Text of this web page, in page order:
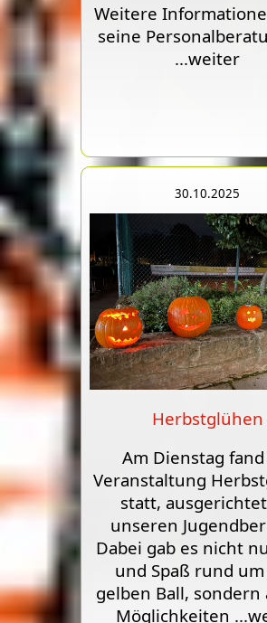
Weitere
seine
...weiter
30.10.2025
Herbstglühen
Am Dienstag
Veranstaltung
statt,
unseren
Dabei gab es nicht
und Spaß rund
gelben Ball, sondern
Möglichkeiten